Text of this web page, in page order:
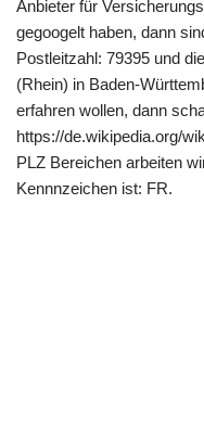
Anbieter für
gegoogelt haben, dann
Postleitzahl: 79395 und
(Rhein) in Baden-
erfahren wollen, dann
https://de.wikipedia.org/
PLZ Bereichen arbeiten
Kennnzeichen ist: FR.